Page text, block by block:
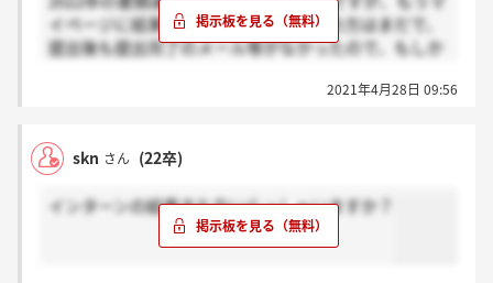
イページに結果表示されてますか？私の方はまだで、
提出後も提出完了のメール等がなかったので、もしか
2021年4月28日 09:56
skn さん (22卒)
インターンの結果きた方いらっしゃいますか？